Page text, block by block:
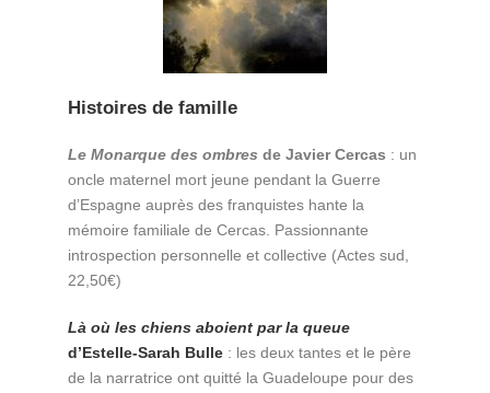
Histoires de famille
Le Monarque des ombres de Javier Cercas : un
oncle maternel mort jeune pendant la Guerre
d’Espagne auprès des franquistes hante la
mémoire familiale de Cercas. Passionnante
introspection personnelle et collective (Actes sud,
22,50€)
Là où les chiens aboient par la queue
d’Estelle-Sarah Bulle : les deux tantes et le père
de la narratrice ont quitté la Guadeloupe pour des